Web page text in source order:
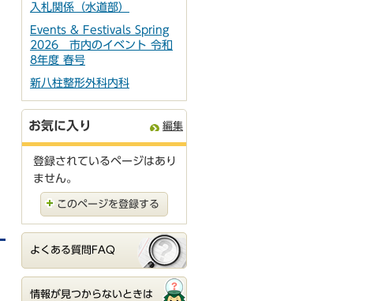
入札関係（水道部）
Events & Festivals Spring
2026 市内のイベント 令和
8年度 春号
新八柱整形外科内科
お気に入り 編集
登録されているページはあり
ません。
このページを登録する
よくある質問FAQ
情報が見つからないときは